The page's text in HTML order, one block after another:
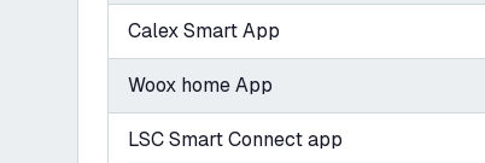
Calex Smart App
Woox home App
LSC Smart Connect app